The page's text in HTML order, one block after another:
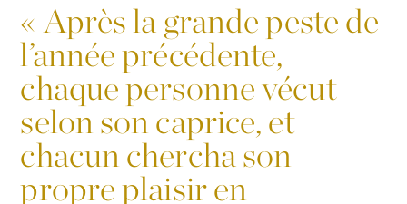
«Après la grande peste de
l’année précédente,
chaque personne vécut
selon son caprice, et
chacun chercha son
propre plaisir en